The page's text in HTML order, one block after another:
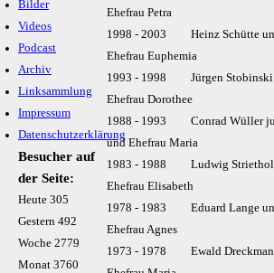
Bilder
Videos
Podcast
Archiv
Linksammlung
Impressum
Datenschutzerklärung
Besucher auf
der Seite:
Heute 305
Gestern 492
Woche 2779
Monat 3760
Ehefrau Petra
1998 - 2003 Heinz Schütte
Ehefrau Euphemia
1993 - 1998 Jürgen Stobinski
Ehefrau Dorothee
1988 - 1993 Conrad Wüller
und Ehefrau Maria
1983 - 1988 Ludwig
Ehefrau Elisabeth
1978 - 1983 Eduard Lange
Ehefrau Agnes
1973 - 1978 Ewald